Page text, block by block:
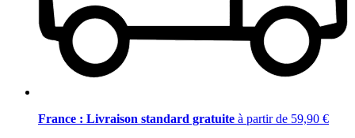
France : Livraison standard gratuite à partir de 59,90 €